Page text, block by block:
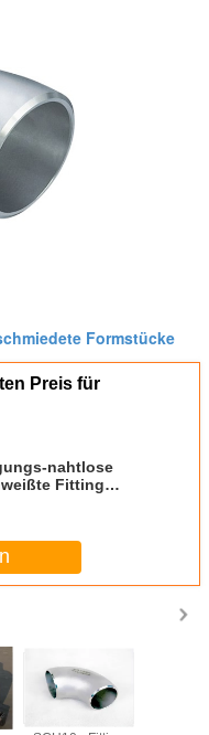
Formstücke
Preis für
nahtlose
Fitting